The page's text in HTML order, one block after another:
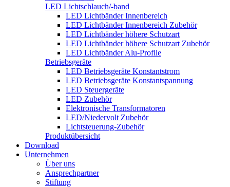
LED Lichtschlauch/-band
LED Lichtbänder Innenbereich
LED Lichtbänder Innenbereich Zubehör
LED Lichtbänder höhere Schutzart
LED Lichtbänder höhere Schutzart Zubehör
LED Lichtbänder Alu-Profile
Betriebsgeräte
LED Betriebsgeräte Konstantstrom
LED Betriebsgeräte Konstantspannung
LED Steuergeräte
LED Zubehör
Elektronische Transformatoren
LED/Niedervolt Zubehör
Lichtsteuerung-Zubehör
Produktübersicht
Download
Unternehmen
Über uns
Ansprechpartner
Stiftung